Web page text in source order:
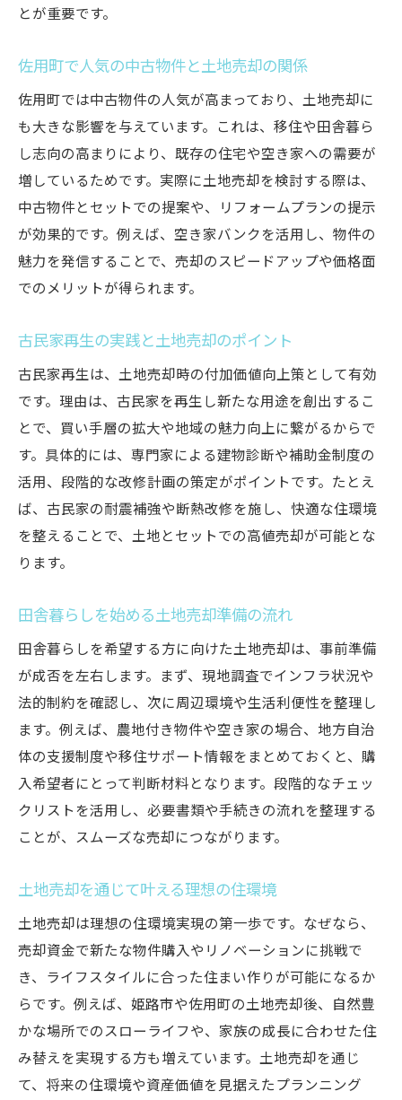
とが重要です。
佐用町で人気の中古物件と土地売却の関係
佐用町では中古物件の人気が高まっており、土地売却に
も大きな影響を与えています。これは、移住や田舎暮ら
し志向の高まりにより、既存の住宅や空き家への需要が
増しているためです。実際に土地売却を検討する際は、
中古物件とセットでの提案や、リフォームプランの提示
が効果的です。例えば、空き家バンクを活用し、物件の
魅力を発信することで、売却のスピードアップや価格面
でのメリットが得られます。
古民家再生の実践と土地売却のポイント
古民家再生は、土地売却時の付加価値向上策として有効
です。理由は、古民家を再生し新たな用途を創出するこ
とで、買い手層の拡大や地域の魅力向上に繋がるからで
す。具体的には、専門家による建物診断や補助金制度の
活用、段階的な改修計画の策定がポイントです。たとえ
ば、古民家の耐震補強や断熱改修を施し、快適な住環境
を整えることで、土地とセットでの高値売却が可能とな
ります。
田舎暮らしを始める土地売却準備の流れ
田舎暮らしを希望する方に向けた土地売却は、事前準備
が成否を左右します。まず、現地調査でインフラ状況や
法的制約を確認し、次に周辺環境や生活利便性を整理し
ます。例えば、農地付き物件や空き家の場合、地方自治
体の支援制度や移住サポート情報をまとめておくと、購
入希望者にとって判断材料となります。段階的なチェッ
クリストを活用し、必要書類や手続きの流れを整理する
ことが、スムーズな売却につながります。
土地売却を通じて叶える理想の住環境
土地売却は理想の住環境実現の第一歩です。なぜなら、
売却資金で新たな物件購入やリノベーションに挑戦で
き、ライフスタイルに合った住まい作りが可能になるか
らです。例えば、姫路市や佐用町の土地売却後、自然豊
かな場所でのスローライフや、家族の成長に合わせた住
み替えを実現する方も増えています。土地売却を通じ
て、将来の住環境や資産価値を見据えたプランニング